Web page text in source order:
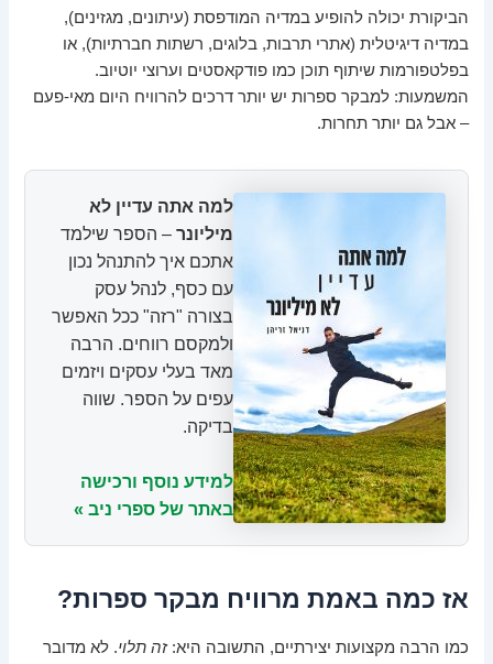
הביקורת יכולה להופיע במדיה המודפסת (עיתונים, מגזינים),
במדיה דיגיטלית (אתרי תרבות, בלוגים, רשתות חברתיות), או
בפלטפורמות שיתוף תוכן כמו פודקאסטים וערוצי יוטיוב.
המשמעות: למבקר ספרות יש יותר דרכים להרוויח היום מאי-פעם
– אבל גם יותר תחרות.
למה אתה עדיין לא
מיליונר – הספר שילמד
אתכם איך להתנהל נכון
עם כסף, לנהל עסק
בצורה "רזה" ככל האפשר
ולמקסם רווחים. הרבה
מאד בעלי עסקים ויזמים
עפים על הספר. שווה
בדיקה.
למידע נוסף ורכישה
באתר של ספרי ניב »
אז כמה באמת מרוויח מבקר ספרות?
כמו הרבה מקצועות יצירתיים, התשובה היא:זה תלוי. לא מדובר